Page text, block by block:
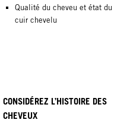
Qualité du cheveu et état du
cuir chevelu
CONSIDÉREZ L’HISTOIRE DES
CHEVEUX